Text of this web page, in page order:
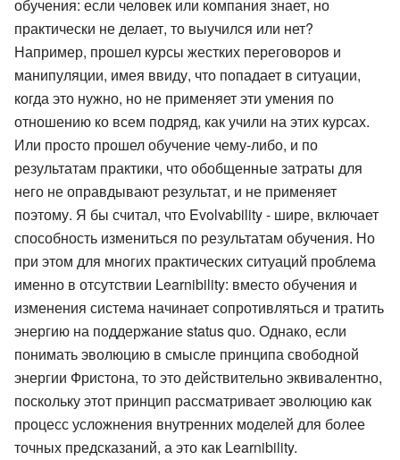
обучения: если человек или компания знает, но
практически не делает, то выучился или нет?
Например, прошел курсы жестких переговоров и
манипуляции, имея ввиду, что попадает в ситуации,
когда это нужно, но не применяет эти умения по
отношению ко всем подряд, как учили на этих курсах.
Или просто прошел обучение чему-либо, и по
результатам практики, что обобщенные затраты для
него не оправдывают результат, и не применяет
поэтому. Я бы считал, что Evolvability - шире, включает
способность измениться по результатам обучения. Но
при этом для многих практических ситуаций проблема
именно в отсутствии Learnibility: вместо обучения и
изменения система начинает сопротивляться и тратить
энергию на поддержание status quo. Однако, если
понимать эволюцию в смысле принципа свободной
энергии Фристона, то это действительно эквивалентно,
поскольку этот принцип рассматривает эволюцию как
процесс усложнения внутренних моделей для более
точных предсказаний, а это как Learnibility.